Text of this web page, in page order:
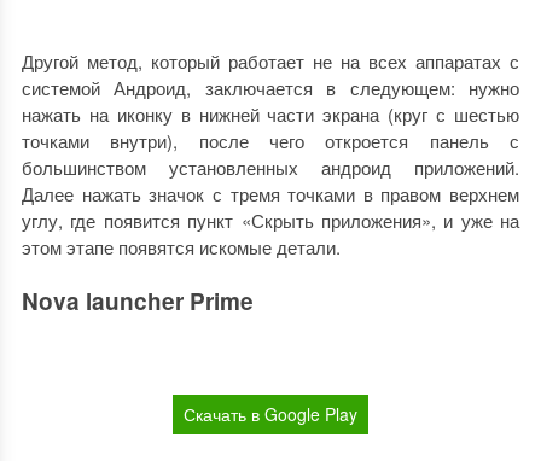
Другой метод, который работает не на всех аппаратах с
системой Андроид, заключается в следующем: нужно
нажать на иконку в нижней части экрана (круг с шестью
точками внутри), после чего откроется панель с
большинством установленных андроид приложений.
Далее нажать значок с тремя точками в правом верхнем
углу, где появится пункт «Скрыть приложения», и уже на
этом этапе появятся искомые детали.
Nova launcher Prime
Скачать в Google Play